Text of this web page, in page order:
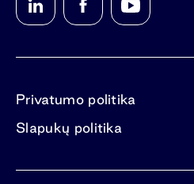
Privatumo politika
Slapukų politika